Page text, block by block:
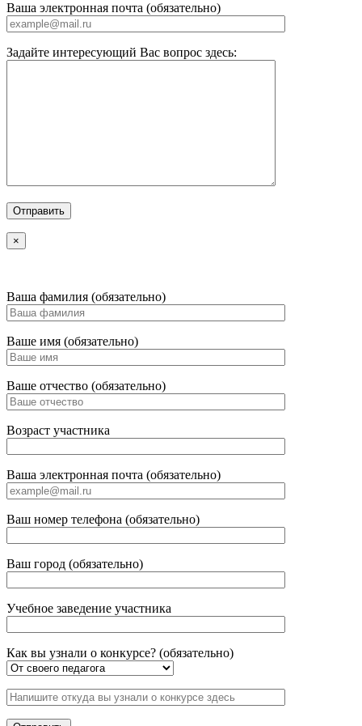
Ваша электронная почта (обязательно)
Задайте интересующий Вас вопрос здесь:
×
Ваша фамилия (обязательно)
Ваше имя (обязательно)
Ваше отчество (обязательно)
Возраст участника
Ваша электронная почта (обязательно)
Ваш номер телефона (обязательно)
Ваш город (обязательно)
Учебное заведение участника
Как вы узнали о конкурсе? (обязательно)